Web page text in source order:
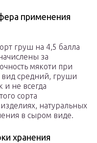
применения
груш на 4,5 балла
за
мякоти при
средний, груши
не всегда
сорта
натуральных
в сыром виде.
хранения